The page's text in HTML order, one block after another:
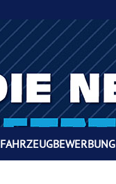
FAHRZEUGBEWERBUNG